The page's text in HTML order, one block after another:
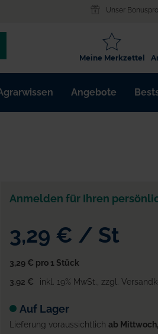
Unser
Meine Merkzettel
Angebote
Anmelden für Ihren
3,29 € / St
3,29 € pro 1 Stück
3,92 €
inkl. 19% MwSt. zzgl.
Auf Lager
Lieferung voraussichtlich ab